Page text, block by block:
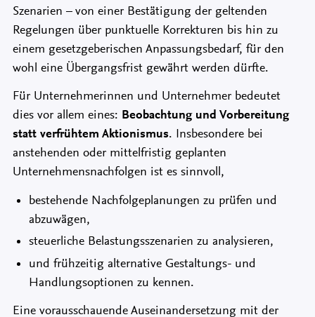
Szenarien – von einer Bestätigung der geltenden
Regelungen über punktuelle Korrekturen bis hin zu
einem gesetzgeberischen Anpassungsbedarf, für den
wohl eine Übergangsfrist gewährt werden dürfte.
Für Unternehmerinnen und Unternehmer bedeutet
dies vor allem eines: Beobachtung und Vorbereitung
statt verfrühtem Aktionismus. Insbesondere bei
anstehenden oder mittelfristig geplanten
Unternehmensnachfolgen ist es sinnvoll,
bestehende Nachfolgeplanungen zu prüfen und
abzuwägen,
steuerliche Belastungsszenarien zu analysieren,
und frühzeitig alternative Gestaltungs- und
Handlungsoptionen zu kennen.
Eine vorausschauende Auseinandersetzung mit der